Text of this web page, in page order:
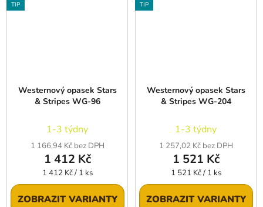
TIP
Westernový opasek Stars
& Stripes WG-96
1-3 týdny
1 166,94 Kč bez DPH
1 412 Kč
Měrná
cena:
1 412 Kč / 1 ks
ZOBRAZIT VARIANTY
TIP
Westernový opasek Stars
& Stripes WG-204
1-3 týdny
1 257,02 Kč bez DPH
1 521 Kč
Měrná
cena:
1 521 Kč / 1 ks
ZOBRAZIT VARIANTY